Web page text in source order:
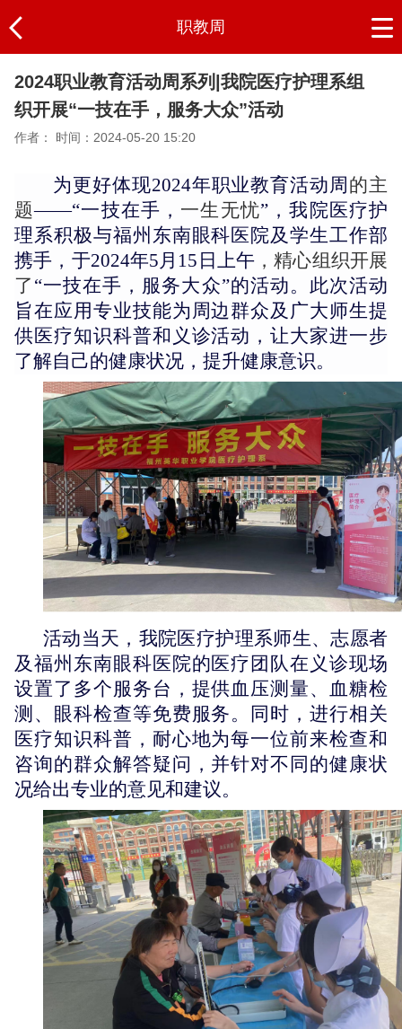
职教周
2024职业教育活动周系列|我院医疗护理系组
织开展“一技在手，服务大众”活动
作者： 时间：2024-05-20 15:20
为更好体现2024年职业教育活动周 的主
题——“一技在手， 一生无忧”，我院医疗护
理系积极与福州东南眼科医院及学生工作部
携手 ，于2024年5月15日 上午 ，精心组织开展
了 “一技在手，服务大众”的活动。此次活动
旨在应用专业技能为 周边群众及广大师生提
供医疗知识科普和义诊活动，让大家进一步
了解自己的健康状况，提升健康意识。
活动当天， 我院医疗护理系师生、志愿者
及 福州东南眼科医院的医疗团队在义诊现场
设置了多个服务台，提供血压测量、
血糖检
测 、 眼科检查等免费服务。同时，进行相关
医疗知识科普， 耐心地为每一位前来检查和
咨询的群众解答疑问，并针对不同的健康状
况给出专业的意见和建议。